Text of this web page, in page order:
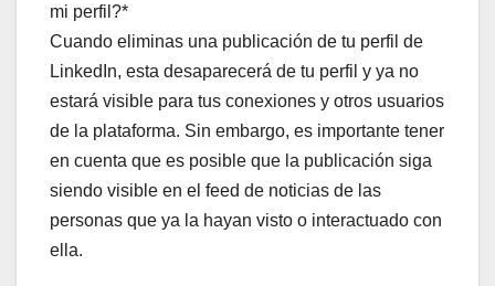
mi perfil?*
Cuando eliminas una publicación de tu perfil de
LinkedIn, esta desaparecerá de tu perfil y ya no
estará visible para tus conexiones y otros usuarios
de la plataforma. Sin embargo, es importante tener
en cuenta que es posible que la publicación siga
siendo visible en el feed de noticias de las
personas que ya la hayan visto o interactuado con
ella.